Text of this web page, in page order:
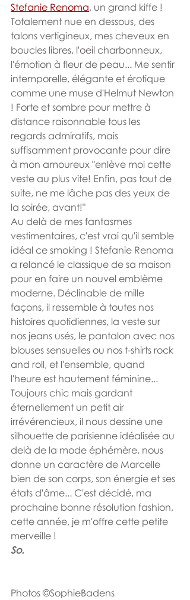
Stefanie Renoma, un grand kiffe !
Totalement nue en dessous, des
talons vertigineux, mes cheveux en
boucles libres, l'oeil charbonneux,
l'émotion à fleur de peau... Me sentir
intemporelle, élégante et érotique
comme une muse d'Helmut Newton
! Forte et sombre pour mettre à
distance raisonnable tous les
regards admiratifs, mais
suffisamment provocante pour dire
à mon amoureux "enlève moi cette
veste au plus vite! Enfin, pas tout de
suite, ne me lâche pas des yeux de
la soirée, avant!"
Au delà de mes fantasmes
vestimentaires, c'est vrai qu'il semble
idéal ce smoking ! Stefanie Renoma
a relancé le classique de sa maison
pour en faire un nouvel emblème
moderne. Déclinable de mille
façons, il ressemble à toutes nos
histoires quotidiennes, la veste sur
nos jeans usés, le pantalon avec nos
blouses sensuelles ou nos t-shirts rock
and roll, et l'ensemble, quand
l'heure est hautement féminine...
Toujours chic mais gardant
éternellement un petit air
irrévérencieux, il nous dessine une
silhouette de parisienne idéalisée au
delà de la mode éphémère, nous
donne un caractère de Marcelle
bien de son corps, son énergie et ses
états d'âme... C'est décidé, ma
prochaine bonne résolution fashion,
cette année, je m'offre cette petite
merveille !
So.
Photos ©SophieBadens